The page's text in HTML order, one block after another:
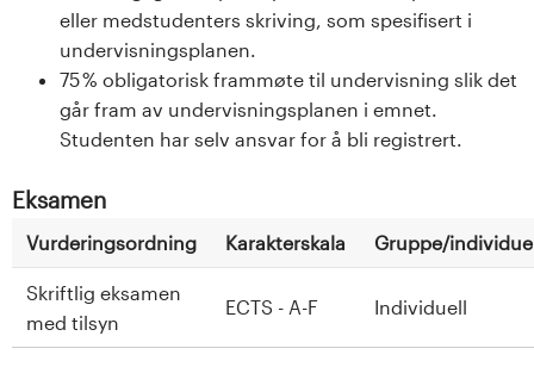
eller medstudenters skriving, som spesifisert i
undervisningsplanen.
75 % obligatorisk frammøte til undervisning slik det
går fram av undervisningsplanen i emnet.
Studenten har selv ansvar for å bli registrert.
Eksamen
Vurderingsordning Karakterskala Gruppe/
Skriftlig eksamen
med tilsyn
ECTS - A-F Individuell